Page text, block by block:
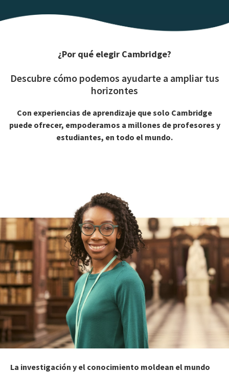
¿Por qué elegir Cambridge?
Descubre cómo podemos ayudarte a ampliar tus
horizontes
Con experiencias de aprendizaje que solo Cambridge
puede ofrecer, empoderamos a millones de profesores y
estudiantes, en todo el mundo.
La investigación y el conocimiento moldean el mundo